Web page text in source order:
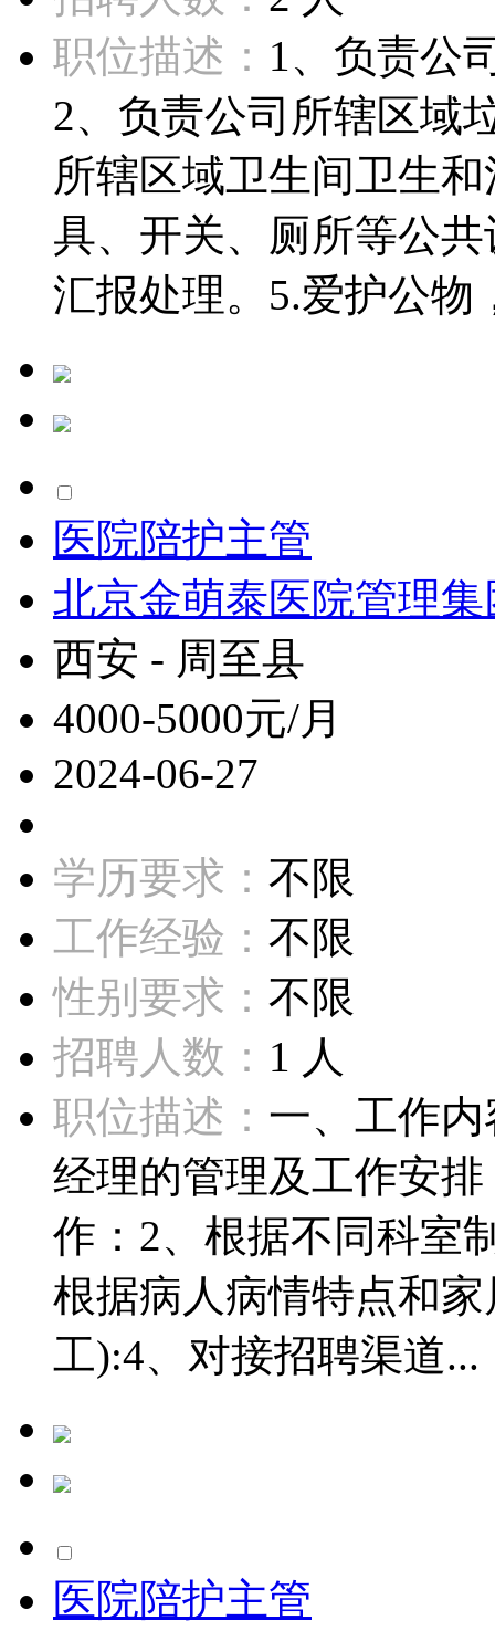
职位描述： 1、负责公
2、负责公司所辖区域
所辖区域卫生间卫生
具、开关、厕所等公
汇报处理。5.爱护公物
医院陪护主管
北京金萌泰医院管理
西安 - 周至县
4000-5000元/月
2024-06-27
学历要求： 不限
工作经验： 不限
性别要求： 不限
招聘人数： 1 人
职位描述： 一、工作
经理的管理及工作安
作：2、根据不同科室
根据病人病情特点和
工):4、对接招聘渠道...
医院陪护主管